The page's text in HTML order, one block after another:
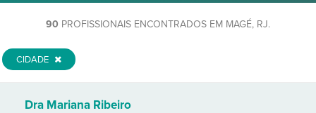
90 PROFISSIONAIS ENCONTRADOS EM MAGÉ, RJ.
CIDADE
Dra Mariana Ribeiro